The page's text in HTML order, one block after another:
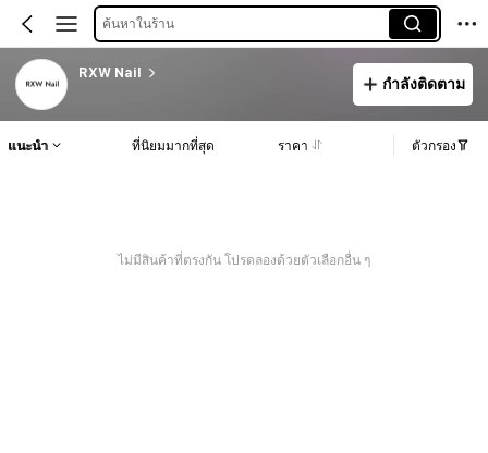
ค้นหาในร้าน
RXW Nail
กำลังติดตาม
แนะนำ ที่นิยมมากที่สุด ราคา ตัวกรอง
ไม่มีสินค้าที่ตรงกัน โปรดลองด้วยตัวเลือกอื่น ๆ